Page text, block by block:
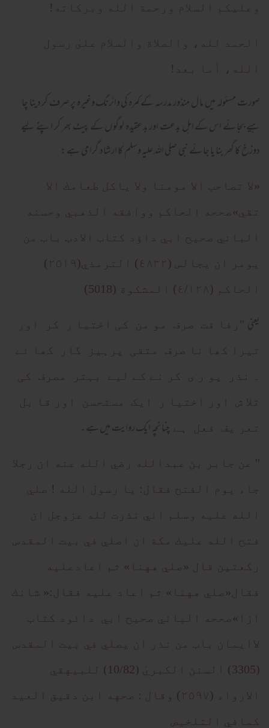
وعلیکم السلام ورحمة الله وبرکاته!
الحمد لله، والصلاة والسلام علىٰ رسول
الله، أما بعد!
صورت مسئولہ میں ما ل منذور مدرسہ کے کمرہ کی وائرنگ وغیرہ پر صرف کر دینا چا
ہیے بجا ئے اس کے اہل بدعت اور بد عقیدہ لوگو ں کے پیٹ بھر کر اپنے لیے
دوزخ کا گھر بنا یا جا ئے نبی صلی اللہ علیہ وسلم کا ارشاد گرا می ہے :
«لا تصاحب الا مومنا ولا یاکل طعامك الا
تقي»صححه الحاكم ووافقه الذهبي وحسنه
الباني صحيح ابي داؤد كتاب الادب باب من
يومر ان يجالس (٤٨٣٢) الترمذي(٢٥١٩)
الحاكم (٤/١٢٨) المشكوة (5018)
یعنی "رفا قت صرف مو من کی اختیا ر کر اور
تیرا کھا نا صرف متقی پرہیز گار کھا ئے
۔ نذر پو ر ی کر نے کے لیے بہتر مصرف کی
تلا ش اور اختیا ر ایک مستحسن اور قا بل
تعر یف فعل ہے چنا نچہ ایک روایت میں ہے ۔
'' عن جابر بن عبدالله رضي الله عنه ان رجلا
جاء يوم الفتح فقال: يا رسول الله ! صلي
الله عليه وسلم اني نذرت لله عزوجل ان
فتح الله عليك مكة ان اصلي في بيت المقدس
ركعتين قال «صلي ههنا» ثم اعادعليه
فقال«صلي ههنا» ثم اعاد عليه فقال:« شانك
ازا»صححه الباني صحيح ابي دائود كتاب
لاايمان باب من نذر ان يصلي في بيت المقدس
(3305) السنن الكبريٰ (10/82) للبيهقي
الارواء (٢٥٩٧) وقال : صحهه ابن دقيق العيد
كمافي التلخيص